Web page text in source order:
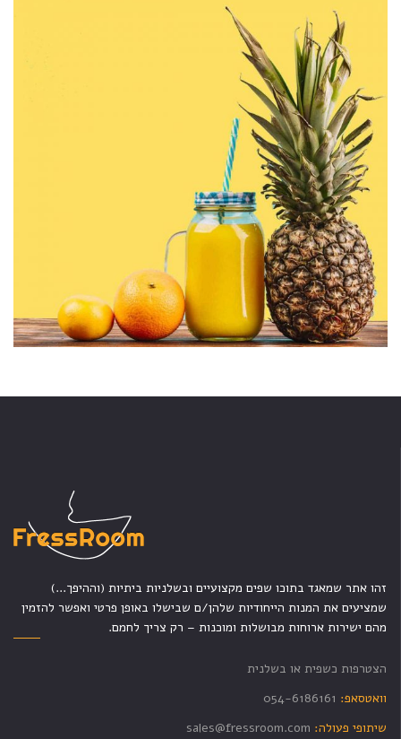
זהו אתר שמאגד בתוכו שפים מקצועיים ובשלניות ביתיות (וההיפך...)
שמציעים את המנות הייחודיות שלהן/ם שבישלו באופן פרטי ואפשר להזמין
מהם ישירות ארוחות מבושלות ומוכנות – רק צריך לחמם.
הצטרפות כשפית או בשלנית
וואטסאפ: 054-6186161
שיתופי פעולה: sales@fressroom.com